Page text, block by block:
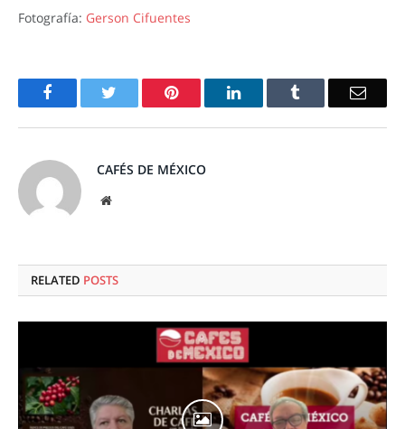
Fotografía: Gerson Cifuentes
Facebook Pinterest LinkedIn Email
CAFÉS DE MÉXICO
Website
RELATED POSTS